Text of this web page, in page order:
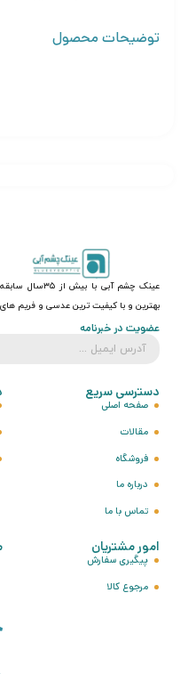
توضیحات محصول
عینک چشم آبی
بهترین و با کیفیت ترین عدسی و فریم های
عضویت در خبرنامه
دسترسی سریع
صفحه اصلی
مقالات
فروشگاه
درباره ما
تماس با ما
امور مشتریان
پیگیری سفارش
مرجوع کالا